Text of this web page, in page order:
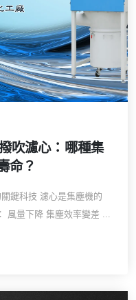
吹濾心：哪種集
命？
鍵科技 濾心是集塵機的
風量下降 集塵效率變差 ...